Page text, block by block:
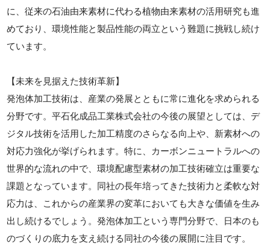
に、従来の石油由来素材に代わる植物由来素材の活用研究も進
めており、環境性能と製品性能の両立という難題に挑戦し続け
ています。
【未来を見据えた技術革新】
発泡体加工技術は、産業の発展とともに常に進化を求められる
分野です。平石化成品工業株式会社の今後の展望としては、デ
ジタル技術を活用した加工精度のさらなる向上や、新素材への
対応力強化が挙げられます。特に、カーボンニュートラルへの
世界的な流れの中で、環境配慮型素材の加工技術確立は重要な
課題となっています。同社の長年培ってきた技術力と柔軟な対
応力は、これからの産業界の変革においても大きな価値を生み
出し続けるでしょう。発泡体加工という専門分野で、日本のも
のづくりの底力を支え続ける同社の今後の展開に注目です。